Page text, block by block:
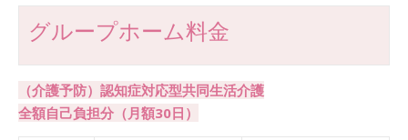
グループホーム料金
（介護予防）認知症対応型共同生活介護
全額自己負担分（月額30日）